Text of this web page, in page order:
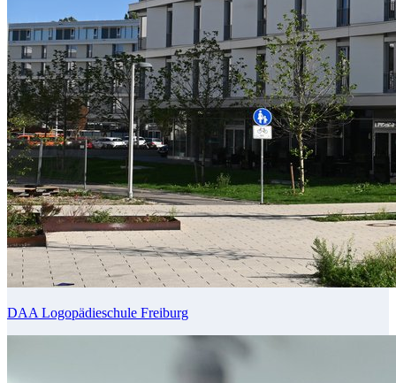
DAA Logopädieschule Freiburg